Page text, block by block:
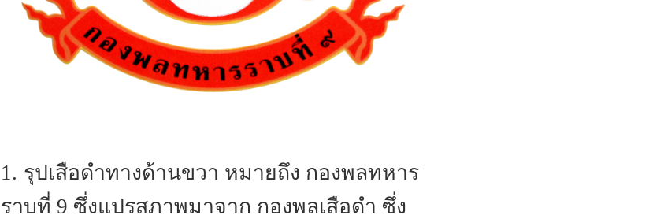
1. รุปเสือดำทางด้านขวา หมายถึง กองพลทหาร
ราบที่ 9 ซึ่งแปรสภาพมาจาก กองพลเสือดำ ซึ่ง